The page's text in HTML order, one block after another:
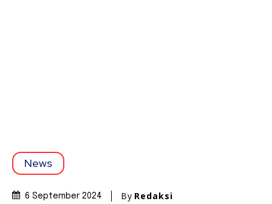
News
6 September 2024 By Redaksi